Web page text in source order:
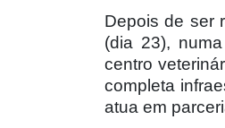
Depois de ser
(dia 23),
centro
completa
atua em